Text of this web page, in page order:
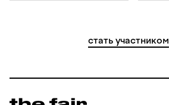
стать участником